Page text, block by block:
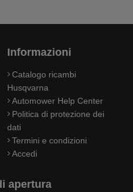
Informazioni
Catalogo ricambi
Husqvarna
Automower Help Center
Politica di protezione dei
dati
Termini e condizioni
Accedi
apertura